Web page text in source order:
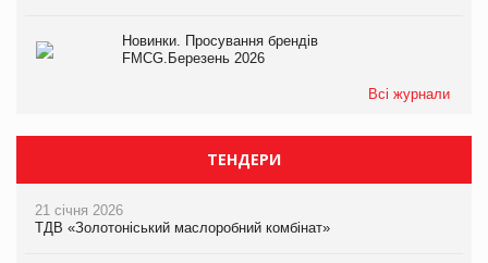
Новинки. Просування брендів
FMCG.Березень 2026
Всі журнали
ТЕНДЕРИ
21 січня 2026
ТДВ «Золотоніський маслоробний комбінат»